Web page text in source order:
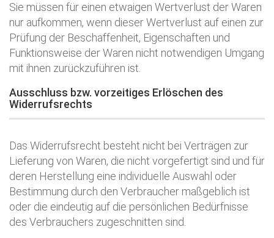
Sie müssen für einen etwaigen Wertverlust der Waren
nur aufkommen, wenn dieser Wertverlust auf einen zur
Prüfung der Beschaffenheit, Eigenschaften und
Funktionsweise der Waren nicht notwendigen Umgang
mit ihnen zurückzuführen ist.
Ausschluss bzw. vorzeitiges Erlöschen des
Widerrufsrechts
Das Widerrufsrecht besteht nicht bei Verträgen zur
Lieferung von Waren, die nicht vorgefertigt sind und für
deren Herstellung eine individuelle Auswahl oder
Bestimmung durch den Verbraucher maßgeblich ist
oder die eindeutig auf die persönlichen Bedürfnisse
des Verbrauchers zugeschnitten sind.